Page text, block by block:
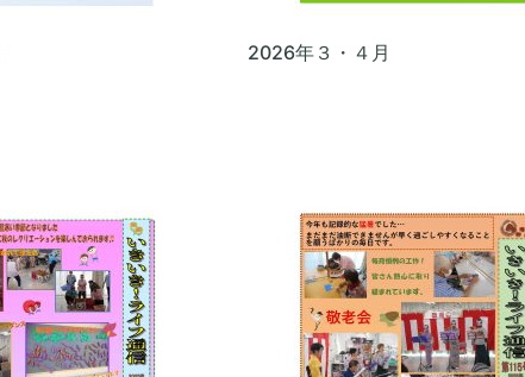
2026年３・４月